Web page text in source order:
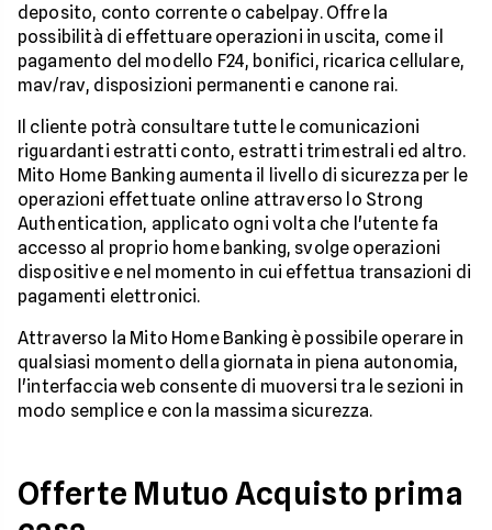
deposito, conto corrente o cabelpay. Offre la
possibilità di effettuare operazioni in uscita, come il
pagamento del modello F24, bonifici, ricarica cellulare,
mav/rav, disposizioni permanenti e canone rai.
Il cliente potrà consultare tutte le comunicazioni
riguardanti estratti conto, estratti trimestrali ed altro.
Mito Home Banking aumenta il livello di sicurezza per le
operazioni effettuate online attraverso lo Strong
Authentication, applicato ogni volta che l'utente fa
accesso al proprio home banking, svolge operazioni
dispositive e nel momento in cui effettua transazioni di
pagamenti elettronici.
Attraverso la Mito Home Banking è possibile operare in
qualsiasi momento della giornata in piena autonomia,
l'interfaccia web consente di muoversi tra le sezioni in
modo semplice e con la massima sicurezza.
Offerte Mutuo Acquisto prima